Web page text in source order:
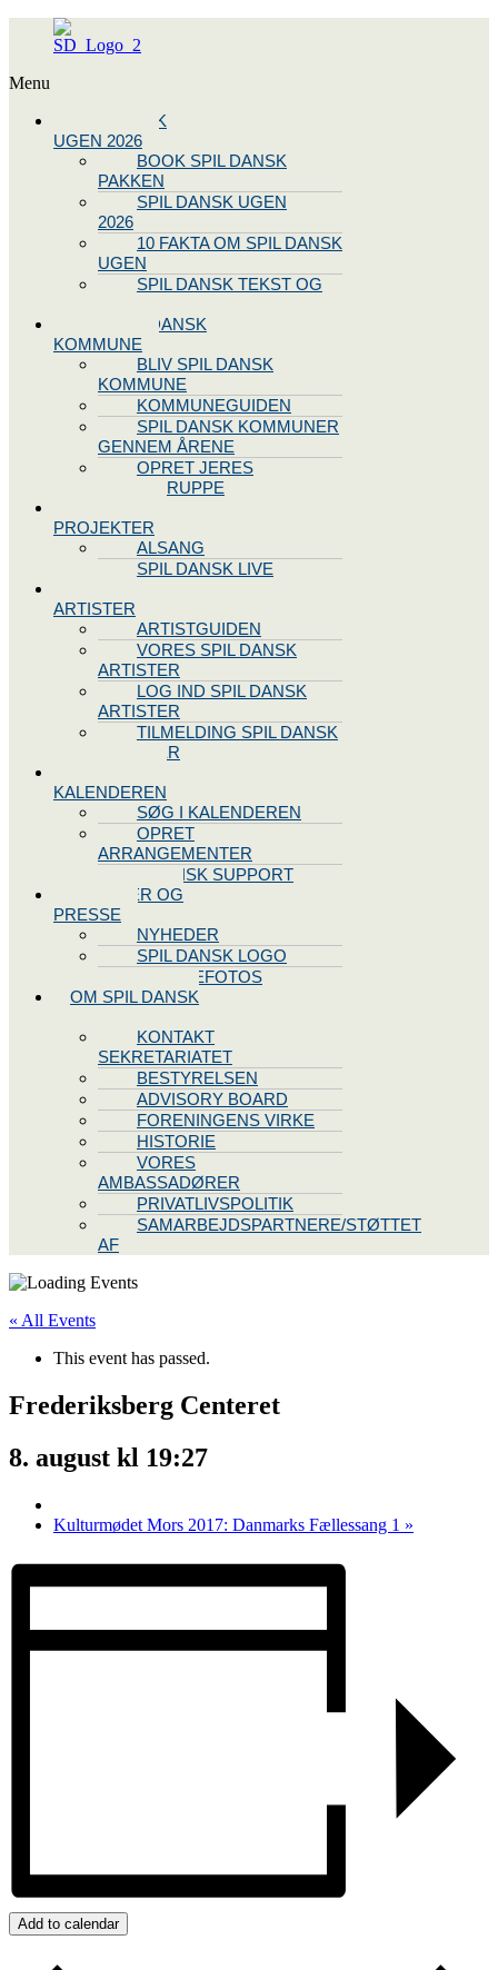
Menu
SPIL DANSK
UGEN 2026
BOOK SPIL DANSK
PAKKEN
SPIL DANSK UGEN
2026
10 FAKTA OM SPIL DANSK
UGEN
SPIL DANSK TEKST OG
BLIV SPIL DANSK
KOMMUNE
BLIV SPIL DANSK
KOMMUNE
KOMMUNEGUIDEN
SPIL DANSK KOMMUNER
GENNEM ÅRENE
OPRET JERES
STYREGRUPPE
PROJEKTER
ALSANG
SPIL DANSK LIVE
ARTISTER
ARTISTGUIDEN
VORES SPIL DANSK
ARTISTER
LOG IND SPIL DANSK
ARTISTER
TILMELDING SPIL DANSK
ARTISTER
KALENDEREN
SØG I KALENDEREN
OPRET
ARRANGEMENTER
TEKNISK SUPPORT
NYHEDER OG
PRESSE
NYHEDER
SPIL DANSK LOGO
PRESSEFOTOS
OM SPIL DANSK
KONTAKT
SEKRETARIATET
BESTYRELSEN
ADVISORY BOARD
FORENINGENS VIRKE
HISTORIE
VORES
AMBASSADØRER
PRIVATLIVSPOLITIK
SAMARBEJDSPARTNERE/STØTTET
AF
« All Events
This event has passed.
Frederiksberg Centeret
8. august kl 19:27
Kulturmødet Mors 2017: Danmarks Fællessang 1 »
Add to calendar